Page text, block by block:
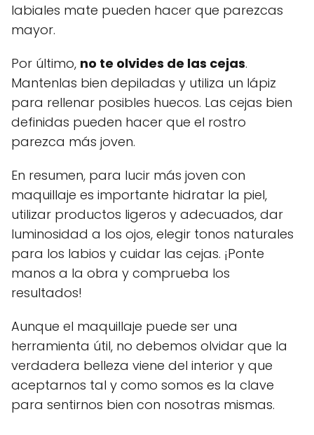
labiales mate pueden hacer que parezcas
mayor.
Por último, no te olvides de las cejas.
Mantenlas bien depiladas y utiliza un lápiz
para rellenar posibles huecos. Las cejas bien
definidas pueden hacer que el rostro
parezca más joven.
En resumen, para lucir más joven con
maquillaje es importante hidratar la piel,
utilizar productos ligeros y adecuados, dar
luminosidad a los ojos, elegir tonos naturales
para los labios y cuidar las cejas. ¡Ponte
manos a la obra y comprueba los
resultados!
Aunque el maquillaje puede ser una
herramienta útil, no debemos olvidar que la
verdadera belleza viene del interior y que
aceptarnos tal y como somos es la clave
para sentirnos bien con nosotras mismas.